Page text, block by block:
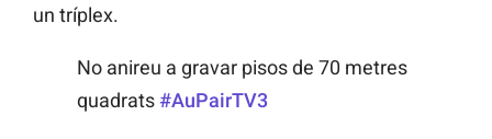
un tríplex.
No anireu a gravar pisos de 70 metres
quadrats#AuPairTV3